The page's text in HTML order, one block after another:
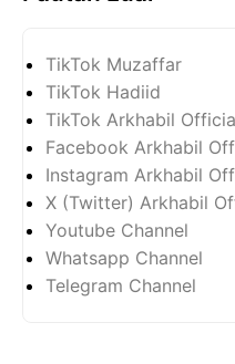
TikTok Muzaffar
TikTok Hadiid
TikTok Arkhabil
Facebook Arkhabil
Instagram Arkhabil
X (Twitter) Arkhabil
Youtube Channel
Whatsapp Channel
Telegram Channel